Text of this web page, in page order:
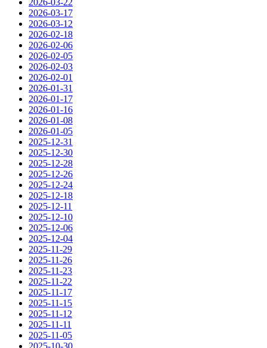
2026-03-22
2026-03-17
2026-03-12
2026-02-18
2026-02-06
2026-02-05
2026-02-03
2026-02-01
2026-01-31
2026-01-17
2026-01-16
2026-01-08
2026-01-05
2025-12-31
2025-12-30
2025-12-28
2025-12-26
2025-12-24
2025-12-18
2025-12-11
2025-12-10
2025-12-06
2025-12-04
2025-11-29
2025-11-26
2025-11-23
2025-11-22
2025-11-17
2025-11-15
2025-11-12
2025-11-11
2025-11-05